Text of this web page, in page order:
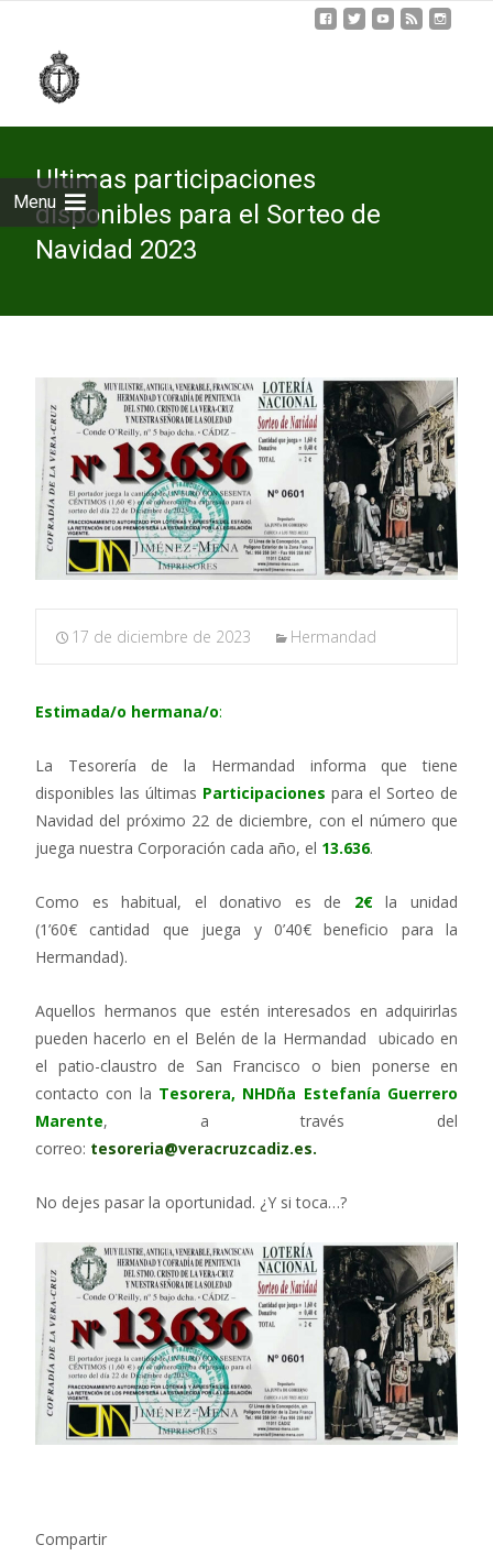
Menu
Ultimas participaciones
disponibles para el Sorteo de
Navidad 2023
17 de diciembre de 2023 Hermandad
Estimada/o hermana/o:
La Tesorería de la Hermandad informa que tiene
disponibles las últimas Participaciones para el Sorteo de
Navidad del próximo 22 de diciembre, con el número que
juega nuestra Corporación cada año, el 13.636.
Como es habitual, el donativo es de 2€la unidad
(1’60€ cantidad que juega y 0’40€ beneficio para la
Hermandad).
Aquellos hermanos que estén interesados en adquirirlas
pueden hacerlo en el Belén de la Hermandad ubicado en
el patio-claustro de San Francisco o bien ponerse en
contacto con la Tesorera, NHDña Estefanía Guerrero
Marente, a través del
correo: tesoreria@veracruzcadiz.es.
No dejes pasar la oportunidad. ¿Y si toca…?
Compartir